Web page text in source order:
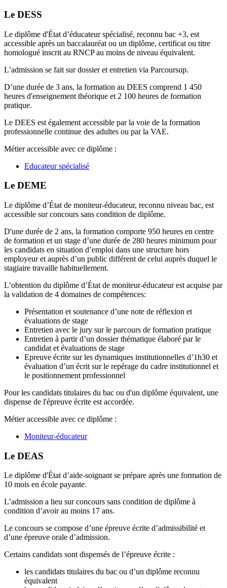
Le DESS
Le diplôme d'État d’éducateur spécialisé, reconnu bac +3, est
accessible après un baccalauréat ou un diplôme, certificat ou titre
homologué inscrit au RNCP au moins de niveau équivalent.
L’admission se fait sur dossier et entretien via Parcoursup.
D’une durée de 3 ans, la formation au DEES comprend 1 450
heures d'enseignement théorique et 2 100 heures de formation
pratique.
Le DEES est également accessible par la voie de la formation
professionnelle continue des adultes ou par la VAE.
Métier accessible avec ce diplôme :
Educateur spécialisé
Le DEME
Le diplôme d’État de moniteur-éducateur, reconnu niveau bac, est
accessible sur concours sans condition de diplôme.
D'une durée de 2 ans, la formation comporte 950 heures en centre
de formation et un stage d’une durée de 280 heures minimum pour
les candidats en situation d’emploi dans une structure hors
employeur et auprès d’un public différent de celui auprès duquel le
stagiaire travaille habituellement.
L’obtention du diplôme d’État de moniteur-éducateur est acquise par
la validation de 4 domaines de compétences:
Présentation et soutenance d’une note de réflexion et
évaluations de stage
Entretien avec le jury sur le parcours de formation pratique
Entretien à partir d’un dossier thématique élaboré par le
candidat et évaluations de stage
Epreuve écrite sur les dynamiques institutionnelles d’1h30 et
évaluation d’un écrit sur le repérage du cadre institutionnel et
le positionnement professionnel
Pour les candidats titulaires du bac ou d'un diplôme équivalent, une
dispense de l'épreuve écrite est accordée.
Métier accessible avec ce diplôme :
Moniteur-éducateur
Le DEAS
Le diplôme d'État d’aide-soignant se prépare après une formation de
10 mois en école payante.
L’admission a lieu sur concours sans condition de diplôme à
condition d’avoir au moins 17 ans.
Le concours se compose d’une épreuve écrite d’admissibilité et
d’une épreuve orale d’admission.
Certains candidats sont dispensés de l’épreuve écrite :
les candidats titulaires du bac ou d’un diplôme reconnu
équivalent